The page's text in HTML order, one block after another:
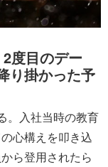
度目のデー
り掛かった予
。入社当時の教育
心構えを叩き込
ら登用されたら